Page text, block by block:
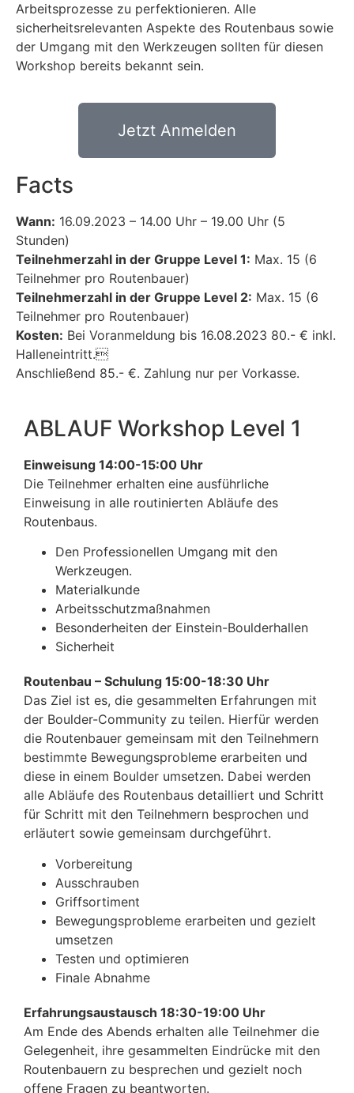
Arbeitsprozesse zu perfektionieren. Alle
sicherheitsrelevanten Aspekte des Routenbaus sowie
der Umgang mit den Werkzeugen sollten für diesen
Workshop bereits bekannt sein.
Jetzt Anmelden
Facts
Wann: 16.09.2023 – 14.00 Uhr – 19.00 Uhr (5
Stunden)
Teilnehmerzahl in der Gruppe Level 1: Max. 15 (6
Teilnehmer pro Routenbauer)
Teilnehmerzahl in der Gruppe Level 2: Max. 15 (6
Teilnehmer pro Routenbauer)
Kosten: Bei Voranmeldung bis 16.08.2023 80.- € inkl.
Halleneintritt.
Anschließend 85.- €. Zahlung nur per Vorkasse.
ABLAUF Workshop Level 1
Einweisung 14:00-15:00 Uhr
Die Teilnehmer erhalten eine ausführliche
Einweisung in alle routinierten Abläufe des
Routenbaus.
Den Professionellen Umgang mit den
Werkzeugen.
Materialkunde
Arbeitsschutzmaßnahmen
Besonderheiten der Einstein-Boulderhallen
Sicherheit
Routenbau – Schulung 15:00-18:30 Uhr
Das Ziel ist es, die gesammelten Erfahrungen mit
der Boulder-Community zu teilen. Hierfür werden
die Routenbauer gemeinsam mit den Teilnehmern
bestimmte Bewegungsprobleme erarbeiten und
diese in einem Boulder umsetzen. Dabei werden
alle Abläufe des Routenbaus detailliert und Schritt
für Schritt mit den Teilnehmern besprochen und
erläutert sowie gemeinsam durchgeführt.
Vorbereitung
Ausschrauben
Griffsortiment
Bewegungsprobleme erarbeiten und gezielt
umsetzen
Testen und optimieren
Finale Abnahme
Erfahrungsaustausch 18:30-19:00 Uhr
Am Ende des Abends erhalten alle Teilnehmer die
Gelegenheit, ihre gesammelten Eindrücke mit den
Routenbauern zu besprechen und gezielt noch
offene Fragen zu beantworten.